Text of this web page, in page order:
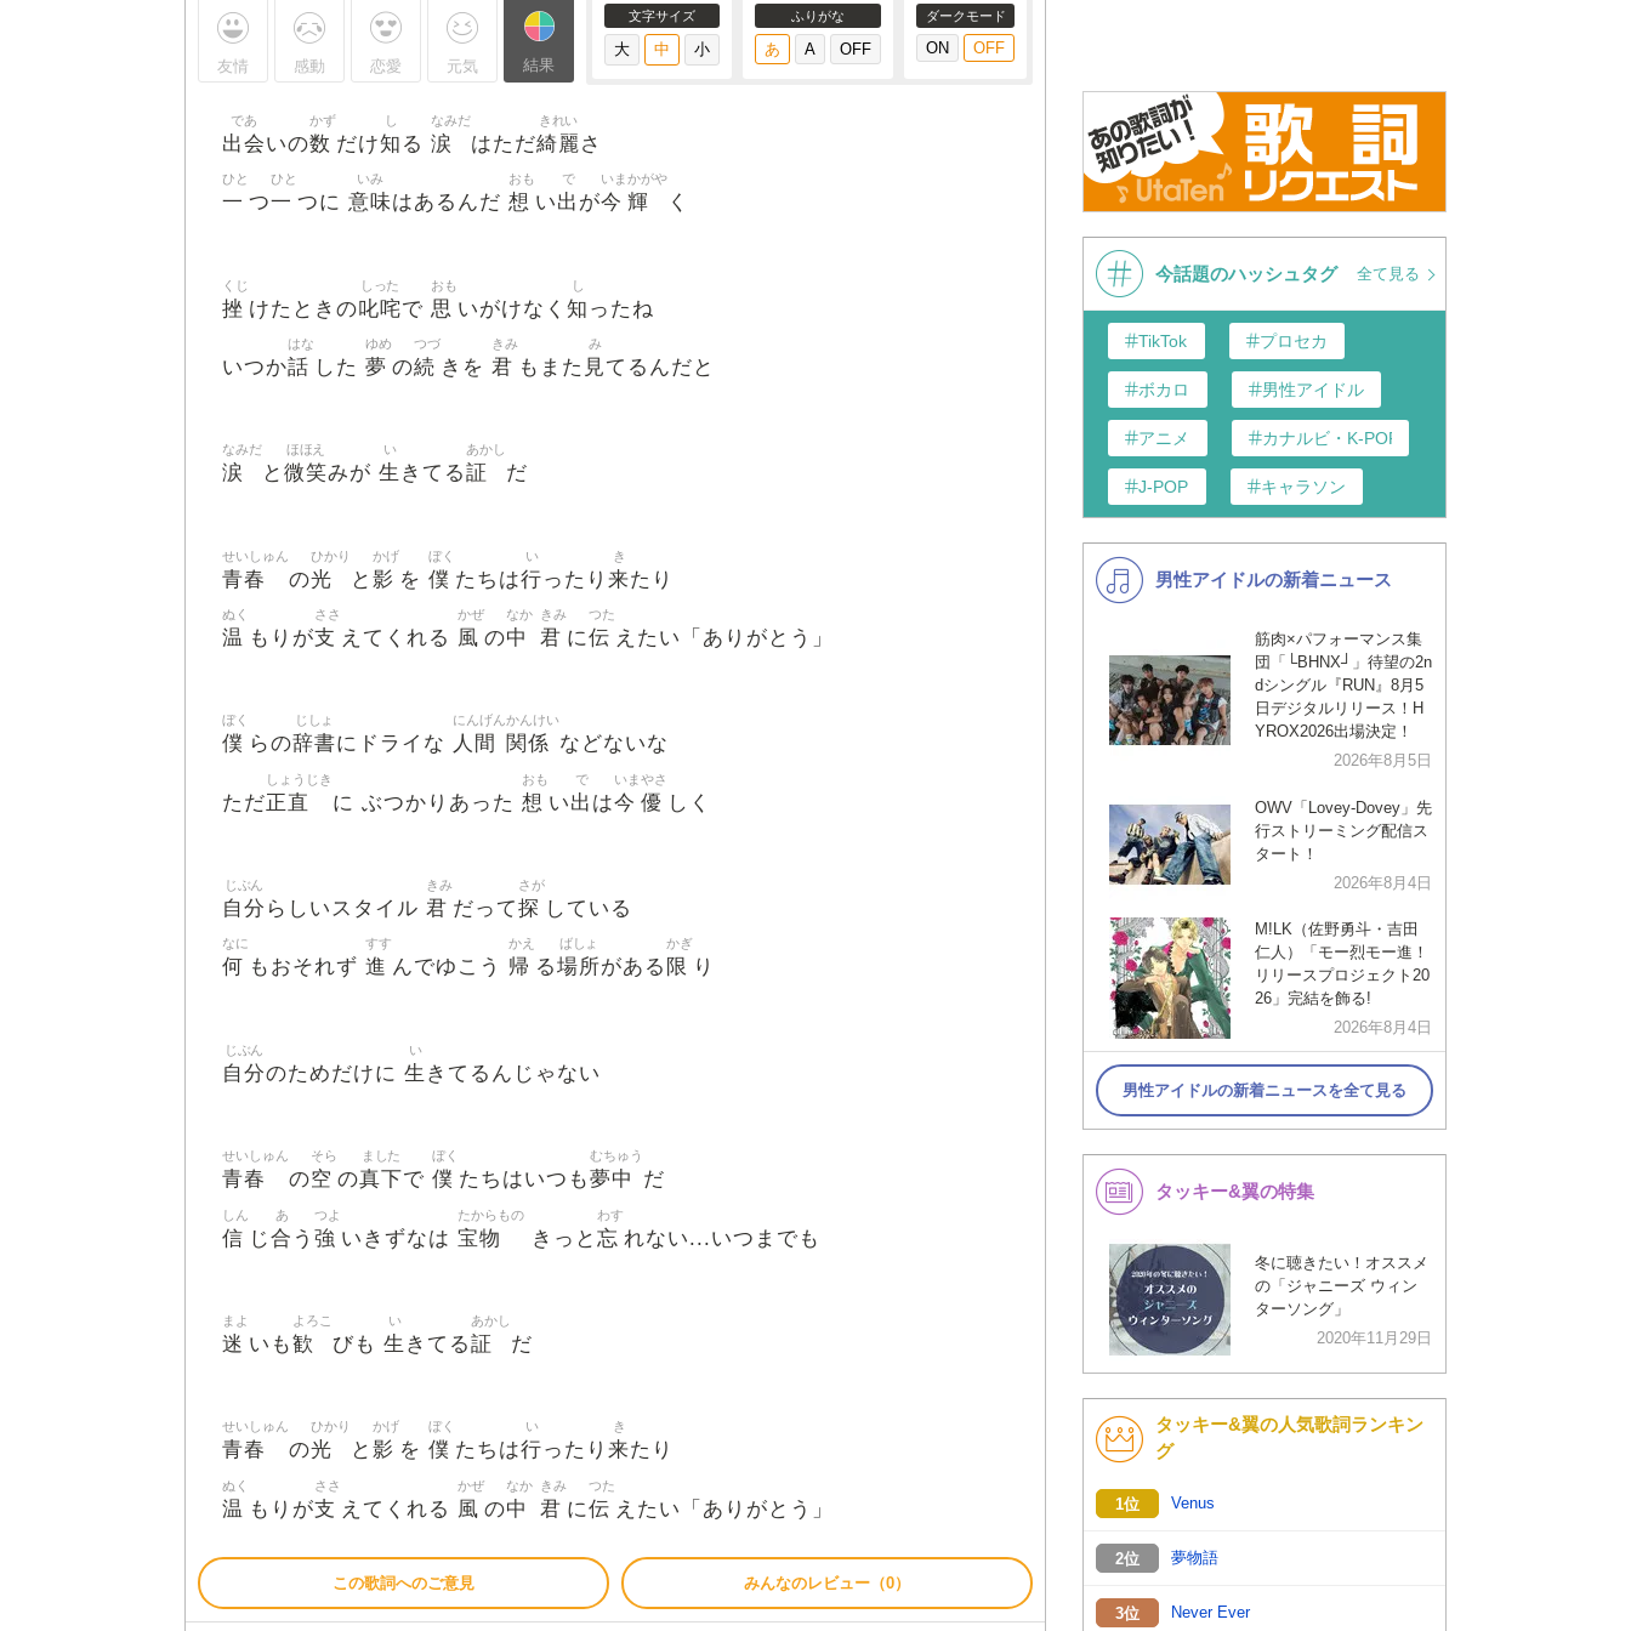
友情 感動 恋愛 元気 結果
文字サイズ ふりがな ダークモード
出会
であ
いの数
かず
だけ知
し
る 涙
なみだ
はただ綺麗
きれい
さ
一
ひと
つ一
ひと
つに 意味
いみ
はあるんだ 想
おも
い出
で
が今
いま
輝
かがや
く
挫
くじ
けたときの叱咤
しった
で 思
おも
いがけなく 知
し
ったね
いつか話
はな
した 夢
ゆめ
の続
つづ
きを 君
きみ
もまた 見
み
てるんだと
涙
なみだ
と 微笑
ほほえ
みが 生
い
きてる証
あかし
だ
青春
せいしゅん
の光
ひかり
と 影
かげ
を 僕
ぼく
たちは行
い
ったり 来
き
たり
温
ぬく
もりが支
ささ
えてくれる 風
かぜ
の中
なか
君
きみ
に伝
つた
えたい「ありがとう」
僕
ぼく
らの辞書
じしょ
にドライな 人間
にんげん
関係
かんけい
などないな
ただ正直
しょうじき
に ぶつかりあった 想
おも
い出
で
は今
いま
優
やさ
しく
自分
じぶん
らしいスタイル 君
きみ
だって探
さが
している
何
なに
もおそれず 進
すす
んでゆこう 帰
かえ
る場所
ばしょ
がある 限
かぎ
り
自分
じぶん
のためだけに 生
い
きてるんじゃない
青春
せいしゅん
の空
そら
の真下
ました
で 僕
ぼく
たちはいつも夢中
むちゅう
だ
信
しん
じ合
あ
う 強
つよ
いきずなは 宝物
たからもの
きっと 忘
わす
れない...いつまでも
迷
まよ
いも歓
よろこ
びも 生
い
きてる証
あかし
だ
青春
せいしゅん
の光
ひかり
と 影
かげ
を 僕
ぼく
たちは行
い
ったり 来
き
たり
温
ぬく
もりが支
ささ
えてくれる 風
かぜ
の中
なか
君
きみ
に伝
つた
えたい「ありがとう」
この歌詞へのご意見 みんなのレビュー（0）
今話題のハッシュタグ 全て見る
TikTok プロセカ
ボカロ 男性アイドル
アニメ カナルビ・K-POP和訳
J-POP キャラソン
K-POP 洋楽
演歌・歌謡
VTuber ジャニーズ
男性アイドルの新着ニュース
筋肉×パフォーマンス集
団「└BHNX┘」待望の2n
dシングル『RUN』8月5
日デジタルリリース！H
YROX2026出場決定！
2026年8月5日
OWV「Lovey-Dovey」先
行ストリーミング配信ス
タート！
2026年8月4日
M!LK（佐野勇斗・吉田
仁人）「モー烈モー進！
リリースプロジェクト20
26」完結を飾る!
2026年8月4日
男性アイドルの新着ニュースを全て見る
タッキー&翼の特集
冬に聴きたい！オススメ
の「ジャニーズ ウィン
ターソング」
2020年11月29日
タッキー&翼の人気歌詞ランキン
グ
1位 Venus
2位 夢物語
3位 Never Ever